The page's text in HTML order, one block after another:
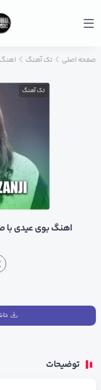
صفحه اصلی تک آهنگ اهنگ
تک آهنگ
اهنگ بوی عیدی با
توضیحات